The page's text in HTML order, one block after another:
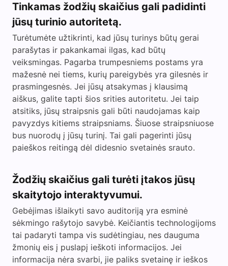
Tinkamas žodžių skaičius gali padidinti
jūsų turinio autoritetą.
Turėtumėte užtikrinti, kad jūsų turinys būtų gerai
parašytas ir pakankamai ilgas, kad būtų
veiksmingas. Pagarba trumpesniems postams yra
mažesnė nei tiems, kurių pareigybės yra gilesnės ir
prasmingesnės. Jei jūsų atsakymas į klausimą
aiškus, galite tapti šios srities autoritetu. Jei taip
atsitiks, jūsų straipsnis gali būti naudojamas kaip
pavyzdys kitiems straipsniams. Šiuose straipsniuose
bus nuorodų į jūsų turinį. Tai gali pagerinti jūsų
paieškos reitingą dėl didesnio svetainės srauto.
Žodžių skaičius gali turėti įtakos jūsų
skaitytojo interaktyvumui.
Gebėjimas išlaikyti savo auditoriją yra esminė
sėkmingo rašytojo savybė. Keičiantis technologijoms
tai padaryti tampa vis sudėtingiau, nes dauguma
žmonių eis į puslapį ieškoti informacijos. Jei
informacija nėra svarbi, jie paliks svetainę ir ieškos